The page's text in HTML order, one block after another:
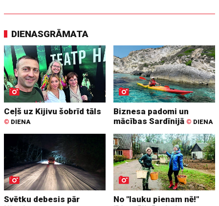
DIENASGRĀMATA
Ceļš uz Kijivu šobrīd tāls
© DIENA
Biznesa padomi un
mācības Sardīnijā © DIENA
Svētku debesis pār
No "lauku pienam nē!"